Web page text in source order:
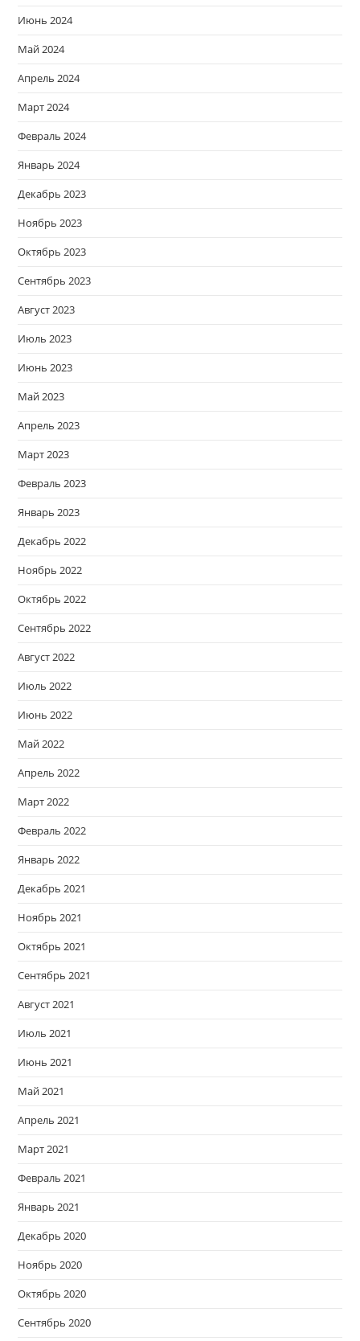
Июнь 2024
Май 2024
Апрель 2024
Март 2024
Февраль 2024
Январь 2024
Декабрь 2023
Ноябрь 2023
Октябрь 2023
Сентябрь 2023
Август 2023
Июль 2023
Июнь 2023
Май 2023
Апрель 2023
Март 2023
Февраль 2023
Январь 2023
Декабрь 2022
Ноябрь 2022
Октябрь 2022
Сентябрь 2022
Август 2022
Июль 2022
Июнь 2022
Май 2022
Апрель 2022
Март 2022
Февраль 2022
Январь 2022
Декабрь 2021
Ноябрь 2021
Октябрь 2021
Сентябрь 2021
Август 2021
Июль 2021
Июнь 2021
Май 2021
Апрель 2021
Март 2021
Февраль 2021
Январь 2021
Декабрь 2020
Ноябрь 2020
Октябрь 2020
Сентябрь 2020